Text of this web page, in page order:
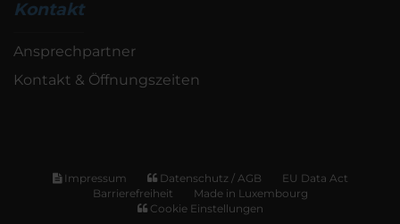
Kontakt
Ansprechpartner
Kontakt & Öffnungszeiten
Impressum Datenschutz / AGB
EU Data Act
Barrierefreiheit
Made in Luxembourg
Cookie Einstellungen